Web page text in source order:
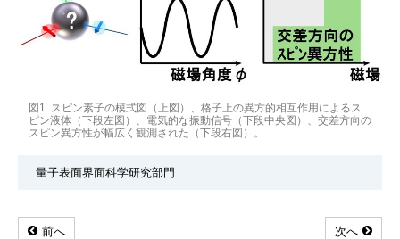
図1. スピン素子の模式図（上図）、格子上の異方的相互作用によるス
ピン液体（下段左図）、電気的な振動信号（下段中央図）、交差方向の
スピン異方性が幅広く観測された（下段右図）。
量子表面界面科学研究部門
前へ 次へ